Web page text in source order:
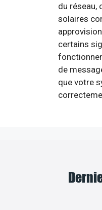
du réseau,
solaires
certains
de
que votre